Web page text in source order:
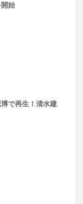
始
で再生！清水建